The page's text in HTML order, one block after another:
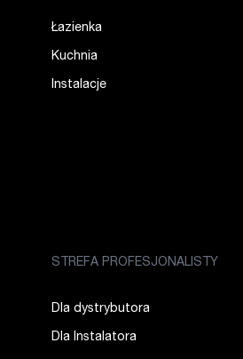
Łazienka
Kuchnia
Instalacje
STREFA PROFESJONALISTY
Dla dystrybutora
Dla Instalatora